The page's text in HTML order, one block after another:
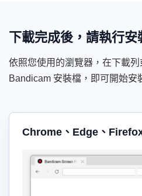
下載完成後，請執行安
依照您使用的瀏覽器，在下載
Bandicam 安裝檔，即可開始安
Chrome、Edge、